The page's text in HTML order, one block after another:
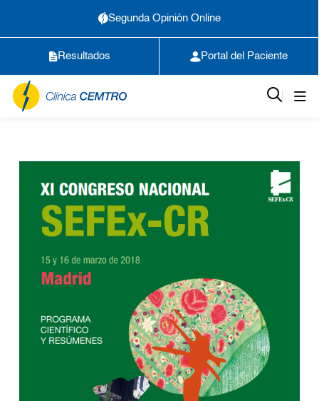
Segunda Opinión Online
Resultados Portal del Paciente